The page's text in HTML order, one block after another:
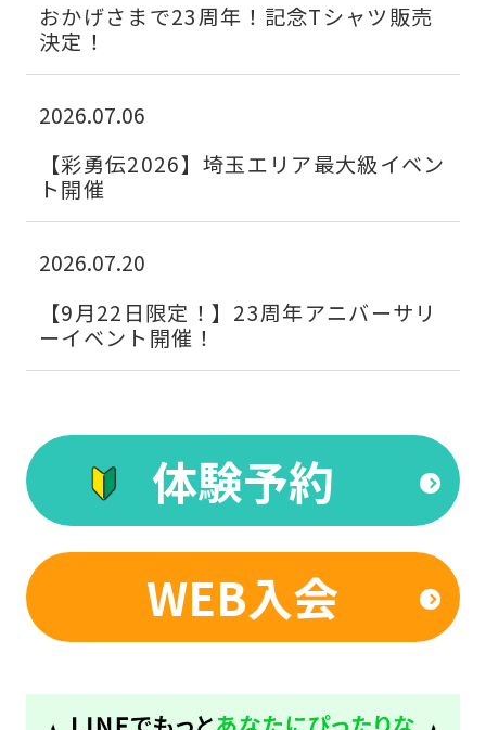
おかげさまで23周年！記念Tシャツ販売
決定！
2026.07.06
【彩勇伝2026】埼玉エリア最大級イベン
ト開催
2026.07.20
【9月22日限定！】23周年アニバーサリ
ーイベント開催！
体験予約
WEB入会
below
to
to
top
page.
However,
you
use
an
translation
service,
the
version